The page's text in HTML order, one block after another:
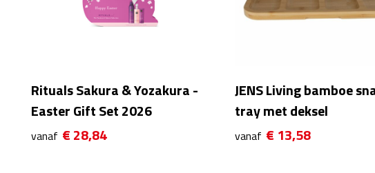
Rituals Sakura & Yozakura -
Easter Gift Set 2026
vanaf € 28,84
JENS Living bamboe
tray met deksel
vanaf € 13,58